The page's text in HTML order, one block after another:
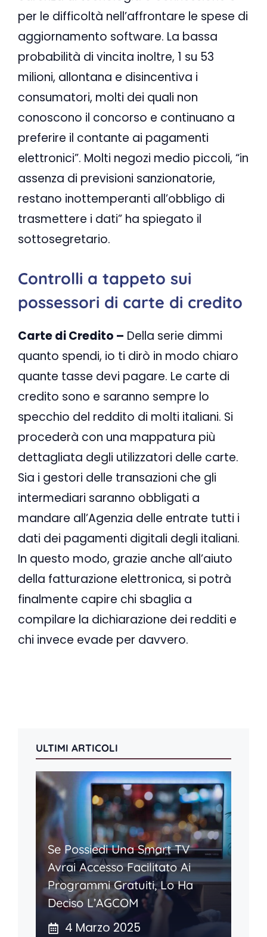
per le difficoltà nell’affrontare le spese di
aggiornamento software. La bassa
probabilità di vincita inoltre, 1 su 53
milioni, allontana e disincentiva i
consumatori, molti dei quali non
conoscono il concorso e continuano a
preferire il contante ai pagamenti
elettronici”. Molti negozi medio piccoli, “in
assenza di previsioni sanzionatorie,
restano inottemperanti all’obbligo di
trasmettere i dati” ha spiegato il
sottosegretario.
Controlli a tappeto sui
possessori di carte di credito
Carte di Credito – Della serie dimmi
quanto spendi, io ti dirò in modo chiaro
quante tasse devi pagare. Le carte di
credito sono e saranno sempre lo
specchio del reddito di molti italiani. Si
procederà con una mappatura più
dettagliata degli utilizzatori delle carte.
Sia i gestori delle transazioni che gli
intermediari saranno obbligati a
mandare all’Agenzia delle entrate tutti i
dati dei pagamenti digitali degli italiani.
In questo modo, grazie anche all’aiuto
della fatturazione elettronica, si potrà
finalmente capire chi sbaglia a
compilare la dichiarazione dei redditi e
chi invece evade per davvero.
ULTIMI ARTICOLI
Se Possiedi Una Smart TV
Avrai Accesso Facilitato Ai
Programmi Gratuiti, Lo Ha
Deciso L’AGCOM
4 Marzo 2025